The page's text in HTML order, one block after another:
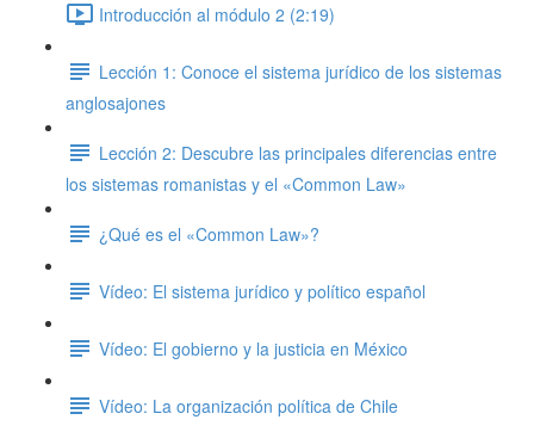
Introducción al módulo 2 (2:19)
Lección 1: Conoce el sistema jurídico de los sistemas
anglosajones
Lección 2: Descubre las principales diferencias entre
los sistemas romanistas y el «Common Law»
¿Qué es el «Common Law»?
Vídeo: El sistema jurídico y político español
Vídeo: El gobierno y la justicia en México
Vídeo: La organización política de Chile